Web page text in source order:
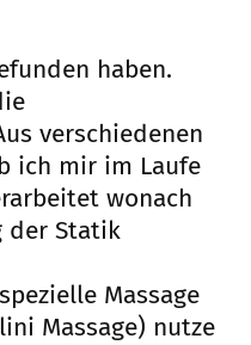
haben.
verschiedenen
ich mir im Laufe
wonach
der Statik
Massage
Massage) nutze